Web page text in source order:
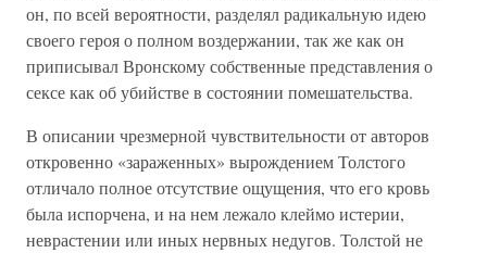
он, по всей вероятности, разделял радикальную идею
своего героя о полном воздержании, так же как он
приписывал Вронскому собственные представления о
сексе как об убийстве в состоянии помешательства.
В описании чрезмерной чувствительности от авторов
откровенно «зараженных» вырождением Толстого
отличало полное отсутствие ощущения, что его кровь
была испорчена, и на нем лежало клеймо истерии,
неврастении или иных нервных недугов. Толстой не